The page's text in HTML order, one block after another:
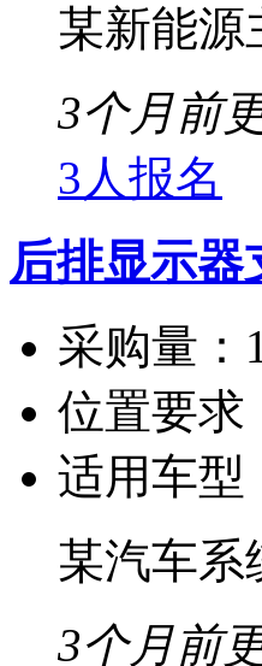
某新能源
3个月前
3人报名
后排显示器
采购量：
位置要求
适用车型
某汽车系
3个月前